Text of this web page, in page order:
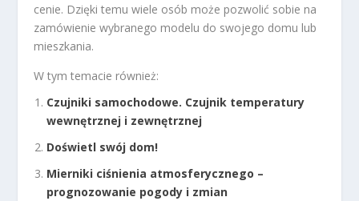
cenie. Dzięki temu wiele osób może pozwolić sobie na
zamówienie wybranego modelu do swojego domu lub
mieszkania.
W tym temacie również:
Czujniki samochodowe. Czujnik temperatury
wewnętrznej i zewnętrznej
Doświetl swój dom!
Mierniki ciśnienia atmosferycznego –
prognozowanie pogody i zmian